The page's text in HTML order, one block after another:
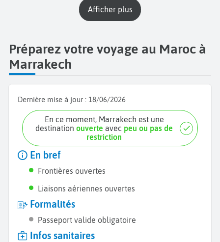
Afficher plus
Préparez votre voyage au Maroc à
Marrakech
Dernière mise à jour : 18/06/2026
En ce moment, Marrakech est une
destinationouverte avec peu ou pas de
restriction
En bref
Frontières ouvertes
Liaisons aériennes ouvertes
Formalités
Passeport valide obligatoire
Infos sanitaires